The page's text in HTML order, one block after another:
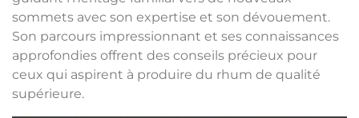
sommets avec son expertise et son dévouement.
Son parcours impressionnant et ses connaissances
approfondies offrent des conseils précieux pour
ceux qui aspirent à produire du rhum de qualité
supérieure.